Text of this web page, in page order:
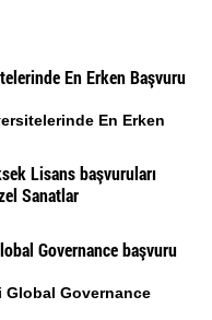
En Erken Başvuru
En Erken
Lisans başvuruları
Sanatlar
Governance başvuru
Global Governance